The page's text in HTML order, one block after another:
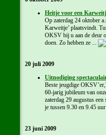
Heitje voor een
Op zaterdag 24 oktober
Karweitje’ plaatsvindt.
OKSV bij u aan de deur
doen. Zo hebben ze ...
20 juli 2009
Uitnodiging
Beste jeugdige
60-jarig jubileum van
zaterdag 29 augustus
je tussen 9.30 en 9.45 uur
23 juni 2009